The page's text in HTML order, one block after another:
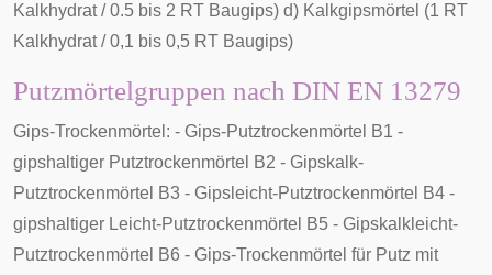
Kalkhydrat / 0.5 bis 2 RT Baugips) d) Kalkgipsmörtel (1 RT
Kalkhydrat / 0,1 bis 0,5 RT Baugips)
Putzmörtelgruppen nach DIN EN 13279
Gips-Trockenmörtel: - Gips-Putztrockenmörtel B1 -
gipshaltiger Putztrockenmörtel B2 - Gipskalk-
Putztrockenmörtel B3 - Gipsleicht-Putztrockenmörtel B4 -
gipshaltiger Leicht-Putztrockenmörtel B5 - Gipskalkleicht-
Putztrockenmörtel B6 - Gips-Trockenmörtel für Putz mit